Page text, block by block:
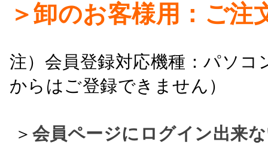
＞卸のお客様用：ご注
注）会員登録対応機種：パソ
からはご登録できません）
＞ 会員ページにログイン出来